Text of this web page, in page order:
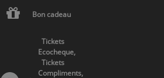
Bon cadeau
Tickets
Ecocheque,
Tickets
Compliments,